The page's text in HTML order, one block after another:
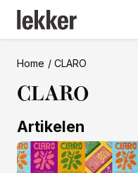
Home CLARO
CLARO
Artikelen